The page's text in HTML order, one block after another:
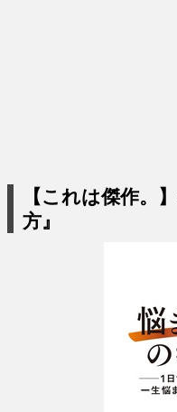
【これは傑作。
方』